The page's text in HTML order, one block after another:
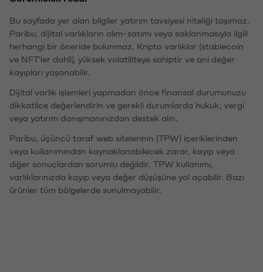
Bu sayfada yer alan bilgiler yatırım tavsiyesi niteliği taşımaz.
Paribu, dijital varlıkların alım-satımı veya saklanmasıyla ilgili
herhangi bir öneride bulunmaz. Kripto varlıklar (stablecoin
ve NFT'ler dahil), yüksek volatiliteye sahiptir ve ani değer
kayıpları yaşanabilir.
Dijital varlık işlemleri yapmadan önce finansal durumunuzu
dikkatlice değerlendirin ve gerekli durumlarda hukuk, vergi
veya yatırım danışmanınızdan destek alın.
Paribu, üçüncü taraf web sitelerinin (TPW) içeriklerinden
veya kullanımından kaynaklanabilecek zarar, kayıp veya
diğer sonuçlardan sorumlu değildir. TPW kullanımı,
varlıklarınızda kayıp veya değer düşüşüne yol açabilir. Bazı
ürünler tüm bölgelerde sunulmayabilir.